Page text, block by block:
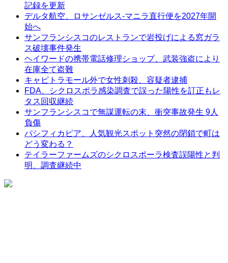
記録を更新
デルタ航空、ロサンゼルス-マニラ直行便を2027年開
始へ
サンフランシスコのレストランで岩投げによる窓ガラ
ス破壊事件発生
ヘイワードの携帯電話修理ショップ、武装強盗により
在庫全て盗難
キャピトラモール外で女性刺殺、容疑者逮捕
FDA、シクロスポラ感染調査で誤った陽性を訂正もレ
タス回収継続
サンフランシスコで無謀運転の末、衝突事故発生 9人
負傷
パシフィカピア、人気観光スポット突然の閉鎖で町は
どう変わる？
テイラーファームズのシクロスポーラ検査誤陽性と判
明、調査継続中